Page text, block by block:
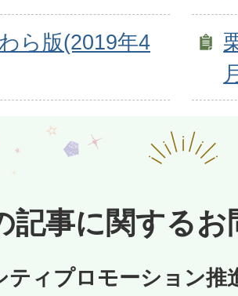
ら版(2019年4
記事に関するお
ティプロモーション推